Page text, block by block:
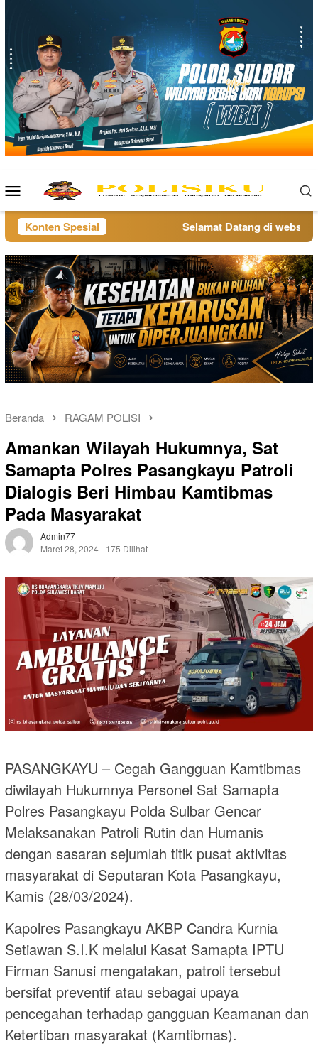
Menu
Mobile
Konten Spesial Selamat Datang di website
Beranda RAGAM POLISI
Amankan Wilayah Hukumnya, Sat
Samapta Polres Pasangkayu Patroli
Dialogis Beri Himbau Kamtibmas
Pada Masyarakat
Admin77
Maret 28, 2024
175 Dilihat
PASANGKAYU – Cegah Gangguan Kamtibmas
diwilayah Hukumnya Personel Sat Samapta
Polres Pasangkayu Polda Sulbar Gencar
Melaksanakan Patroli Rutin dan Humanis
dengan sasaran sejumlah titik pusat aktivitas
masyarakat di Seputaran Kota Pasangkayu,
Kamis (28/03/2024).
Kapolres Pasangkayu AKBP Candra Kurnia
Setiawan S.I.K melalui Kasat Samapta IPTU
Firman Sanusi mengatakan, patroli tersebut
bersifat preventif atau sebagai upaya
pencegahan terhadap gangguan Keamanan dan
Ketertiban masyarakat (Kamtibmas).